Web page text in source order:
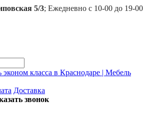
5/3; Ежедневно с 10-00 до 19-00
Доставка
звонок